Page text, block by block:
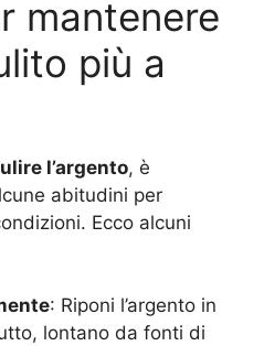
mantenere
più a
l’argento, è
abitudini per
Ecco alcuni
: Riponi l’argento in
lontano da fonti di